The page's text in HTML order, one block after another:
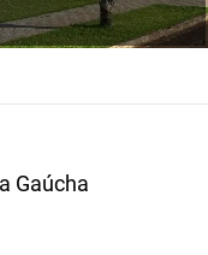
Gaúcha